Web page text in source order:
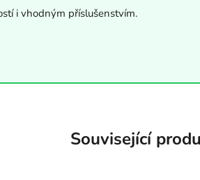
i vhodným příslušenstvím.
Související